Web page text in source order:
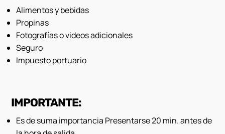
Alimentos y bebidas
Propinas
Fotografías o videos adicionales
Seguro
Impuesto portuario
IMPORTANTE:
Es de suma importancia Presentarse 20 min. antes de